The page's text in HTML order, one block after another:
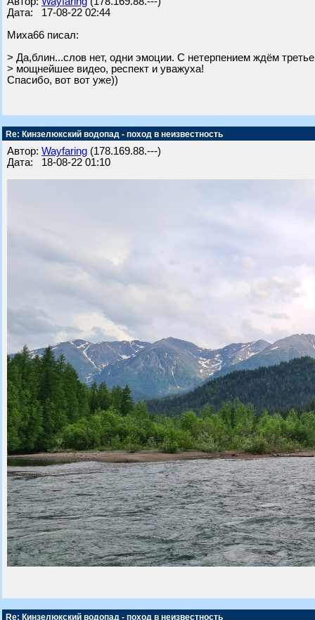
Дата: 17-08-22 02:44
Миха66 писал:
> Да,блин...слов нет, одни эмоции. С нетерпением ждём
> мощнейшее видео, респект и уважуха!
Спасибо, вот вот уже))
Re: Кинзелюкский водопад - поход в неизвестность
Автор: Wayfaring (178.169.88.---)
Дата: 18-08-22 01:10
Re: Кинзелюкский водопад - поход в неизвестность